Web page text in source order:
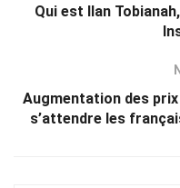
Qui est Ilan
Augmentation des
s’attendre les